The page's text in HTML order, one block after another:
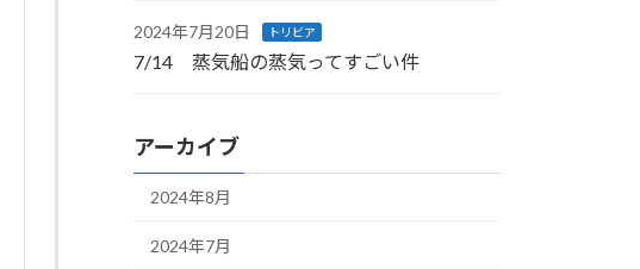
2024年7月20日 トリビア
7/14 蒸気船の蒸気ってすごい件
アーカイブ
2024年8月
2024年7月